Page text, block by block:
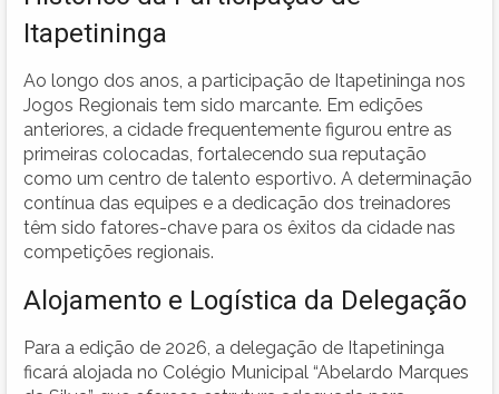
Itapetininga
Ao longo dos anos, a participação de Itapetininga nos
Jogos Regionais tem sido marcante. Em edições
anteriores, a cidade frequentemente figurou entre as
primeiras colocadas, fortalecendo sua reputação
como um centro de talento esportivo. A determinação
contínua das equipes e a dedicação dos treinadores
têm sido fatores-chave para os êxitos da cidade nas
competições regionais.
Alojamento e Logística da Delegação
Para a edição de 2026, a delegação de Itapetininga
ficará alojada no Colégio Municipal “Abelardo Marques